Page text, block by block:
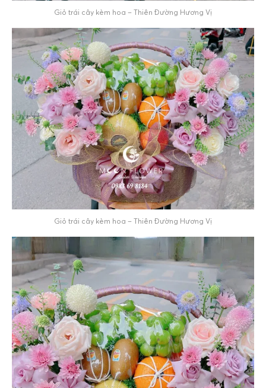
Giỏ trái cây kèm hoa – Thiên Đường Hương Vị
Giỏ trái cây kèm hoa – Thiên Đường Hương Vị